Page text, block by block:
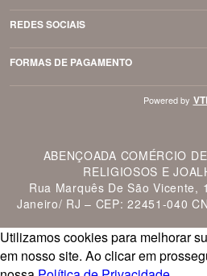
REDES SOCIAIS
FORMAS DE PAGAMENTO
Powered by
ABENÇOADA COMÉRCIO
RELIGIOSOS E
Rua Marquês De São Vicente,
Janeiro/ RJ – CEP: 22451-040
Utilizamos cookies para melhorar
em nosso site. Ao clicar em